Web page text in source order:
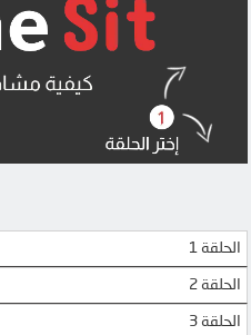
الحلقة 1
الحلقة 2
الحلقة 3